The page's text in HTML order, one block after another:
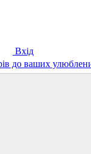
Вхід